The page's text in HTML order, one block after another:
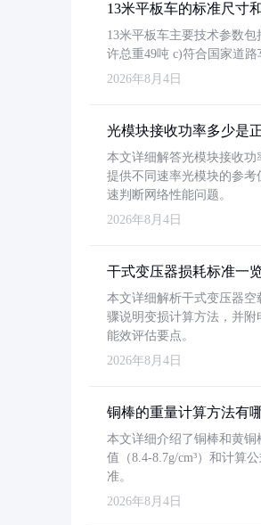
13米平板车的标准尺寸
13米平板车主要技术参数包
许总重49吨 c)符合国家道
2026年8月4日
光模块接收功率多少是
本文详细解答光模块接收功
提供不同速率光模块的参
速判断网络性能问题。
2026年8月4日
干式变压器损耗标准一
本文详细解析干式变压器空
骤说明变损计算方法，并附
能效评估要点。
2026年8月4日
铜棒的重量计算方法有
本文详细介绍了铜棒和黄
值（8.4-8.7g/cm³）和计算
准。
2026年8月4日